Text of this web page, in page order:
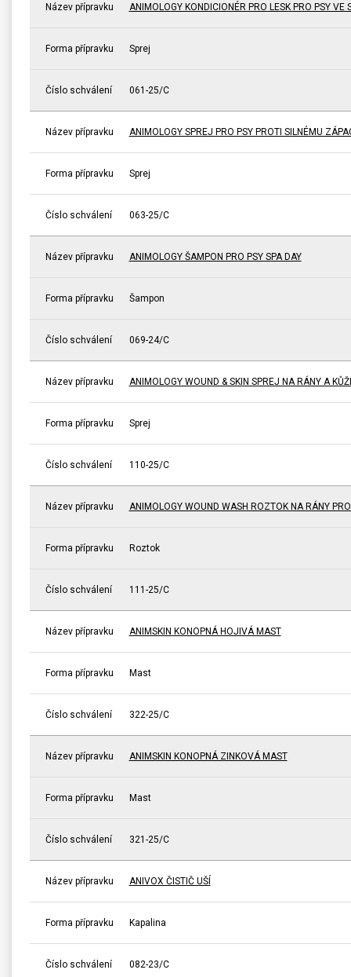
Název přípravku ANIMOLOGY KONDICIONÉR PRO LESK PRO PSY VE
Forma přípravku Sprej
Číslo schválení 061-25/C
Název přípravku ANIMOLOGY SPREJ PRO PSY PROTI SILNÉMU
Forma přípravku Sprej
Číslo schválení 063-25/C
Název přípravku ANIMOLOGY ŠAMPON PRO PSY SPA DAY
Forma přípravku Šampon
Číslo schválení 069-24/C
Název přípravku ANIMOLOGY WOUND & SKIN SPREJ NA RÁNY A
Forma přípravku Sprej
Číslo schválení 110-25/C
Název přípravku ANIMOLOGY WOUND WASH ROZTOK NA RÁNY
Forma přípravku Roztok
Číslo schválení 111-25/C
Název přípravku ANIMSKIN KONOPNÁ HOJIVÁ MAST
Forma přípravku Mast
Číslo schválení 322-25/C
Název přípravku ANIMSKIN KONOPNÁ ZINKOVÁ MAST
Forma přípravku Mast
Číslo schválení 321-25/C
Název přípravku ANIVOX ČISTIČ UŠÍ
Forma přípravku Kapalina
Číslo schválení 082-23/C